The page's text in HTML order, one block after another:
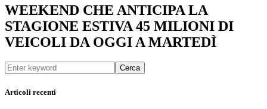
WEEKEND CHE ANTICIPA LA
STAGIONE ESTIVA 45 MILIONI DI
VEICOLI DA OGGI A MARTEDÌ
Cerca
Articoli recenti